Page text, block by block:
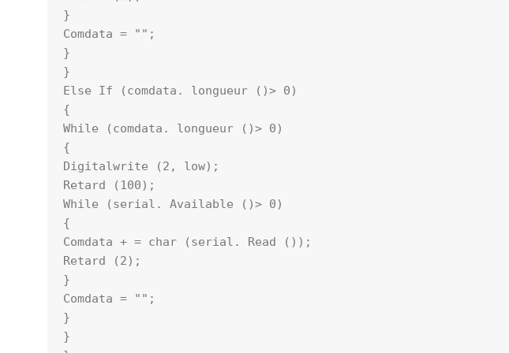
}
Comdata = "";
}
}
Else If (comdata. longueur ()> 0)
{
While (comdata. longueur ()> 0)
{
Digitalwrite (2, low);
Retard (100);
While (serial. Available ()> 0)
{
Comdata + = char (serial. Read ());
Retard (2);
}
Comdata = "";
}
}